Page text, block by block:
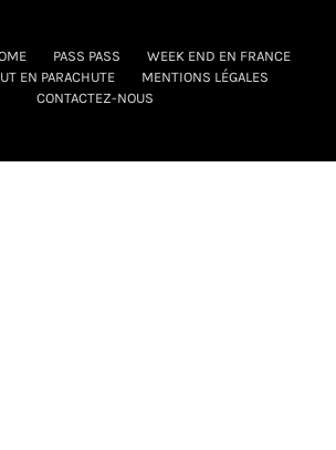
PASS PASS
WEEK END EN FRANCE
EN PARACHUTE
MENTIONS LÉGALES
CONTACTEZ-NOUS